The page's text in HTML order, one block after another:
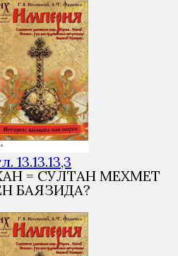
= СУЛТАН МЕХМЕТ
БАЯЗИДА?